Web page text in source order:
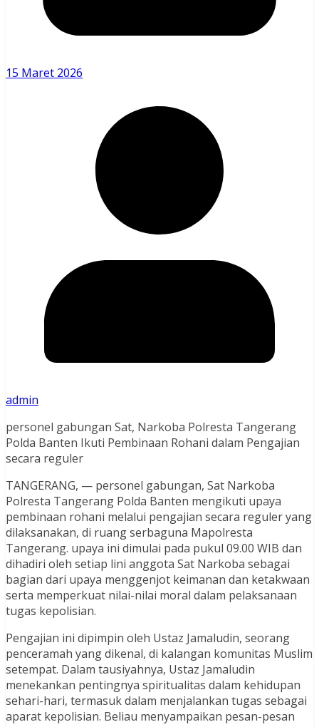
15 Maret 2026
admin
personel gabungan Sat, Narkoba Polresta Tangerang
Polda Banten Ikuti Pembinaan Rohani dalam Pengajian
secara reguler
TANGERANG, — personel gabungan, Sat Narkoba
Polresta Tangerang Polda Banten mengikuti upaya
pembinaan rohani melalui pengajian secara reguler yang
dilaksanakan, di ruang serbaguna Mapolresta
Tangerang. upaya ini dimulai pada pukul 09.00 WIB dan
dihadiri oleh setiap lini anggota Sat Narkoba sebagai
bagian dari upaya menggenjot keimanan dan ketakwaan
serta memperkuat nilai-nilai moral dalam pelaksanaan
tugas kepolisian.
Pengajian ini dipimpin oleh Ustaz Jamaludin, seorang
penceramah yang dikenal, di kalangan komunitas Muslim
setempat. Dalam tausiyahnya, Ustaz Jamaludin
menekankan pentingnya spiritualitas dalam kehidupan
sehari-hari, termasuk dalam menjalankan tugas sebagai
aparat kepolisian. Beliau menyampaikan pesan-pesan